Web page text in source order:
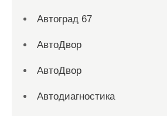
Автоград 67
АвтоДвор
АвтоДвор
Автодиагностика